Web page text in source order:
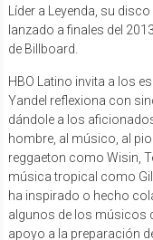
Líder a Leyenda, su
lanzado a finales del
de Billboard.
HBO Latino invita a los
Yandel reflexiona con
dándole a los
hombre, al músico, al
reggaeton como Wisin,
música tropical como
ha inspirado o hecho
algunos de los músicos
apoyo a la preparación